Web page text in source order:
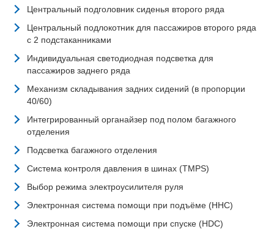
Центральный подголовник сиденья второго ряда
Центральный подлокотник для пассажиров второго ряда
с 2 подстаканниками
Индивидуальная светодиодная подсветка для
пассажиров заднего ряда
Механизм складывания задних сидений (в пропорции
40/60)
Интегрированный органайзер под полом багажного
отделения
Подсветка багажного отделения
Система контроля давления в шинах (TMPS)
Выбор режима электроусилителя руля
Электронная система помощи при подъёме (HHC)
Электронная система помощи при спуске (HDC)